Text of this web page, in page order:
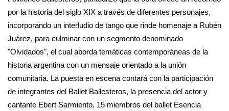
por la historia del siglo XIX a través de diferentes personajes,
incorporando un interludio de tango que rinde homenaje a Rubén
Juárez, para culminar con un segmento denominado
"Olvidados", el cual aborda temáticas contemporáneas de la
historia argentina con un mensaje orientado a la unión
comunitaria. La puesta en escena contará con la participación
de integrantes del Ballet Ballesteros, la presencia del actor y
cantante Ebert Sarmiento, 15 miembros del ballet Esencia